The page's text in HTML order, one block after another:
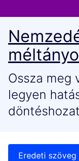
Ossza meg
legyen
Eredeti